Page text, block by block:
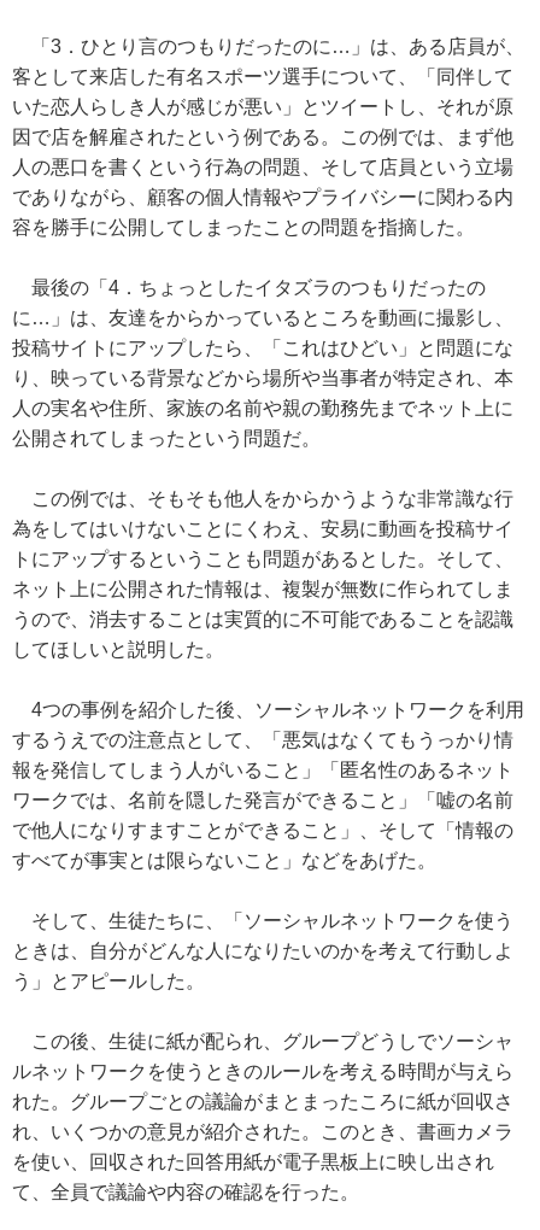
「3．ひとり言のつもりだったのに…」は、ある店員が、
客として来店した有名スポーツ選手について、「同伴して
いた恋人らしき人が感じが悪い」とツイートし、それが原
因で店を解雇されたという例である。この例では、まず他
人の悪口を書くという行為の問題、そして店員という立場
でありながら、顧客の個人情報やプライバシーに関わる内
容を勝手に公開してしまったことの問題を指摘した。
最後の「4．ちょっとしたイタズラのつもりだったの
に…」は、友達をからかっているところを動画に撮影し、
投稿サイトにアップしたら、「これはひどい」と問題にな
り、映っている背景などから場所や当事者が特定され、本
人の実名や住所、家族の名前や親の勤務先までネット上に
公開されてしまったという問題だ。
この例では、そもそも他人をからかうような非常識な行
為をしてはいけないことにくわえ、安易に動画を投稿サイ
トにアップするということも問題があるとした。そして、
ネット上に公開された情報は、複製が無数に作られてしま
うので、消去することは実質的に不可能であることを認識
してほしいと説明した。
4つの事例を紹介した後、ソーシャルネットワークを利用
するうえでの注意点として、「悪気はなくてもうっかり情
報を発信してしまう人がいること」「匿名性のあるネット
ワークでは、名前を隠した発言ができること」「嘘の名前
で他人になりすますことができること」、そして「情報の
すべてが事実とは限らないこと」などをあげた。
そして、生徒たちに、「ソーシャルネットワークを使う
ときは、自分がどんな人になりたいのかを考えて行動しよ
う」とアピールした。
この後、生徒に紙が配られ、グループどうしでソーシャ
ルネットワークを使うときのルールを考える時間が与えら
れた。グループごとの議論がまとまったころに紙が回収さ
れ、いくつかの意見が紹介された。このとき、書画カメラ
を使い、回収された回答用紙が電子黒板上に映し出され
て、全員で議論や内容の確認を行った。